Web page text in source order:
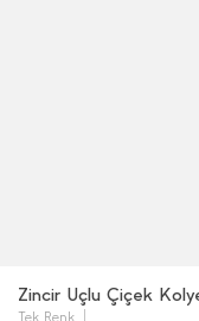
Zincir Uçlu Çiçek
Tek Renk